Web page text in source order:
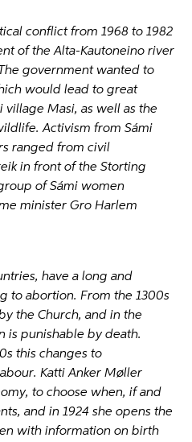
conflict from 1968 to 1982
of the Alta-Kautoneino river
government wanted to
would lead to great
village Masi, as well as the
Activism from Sámi
ranged from civil
in front of the Storting
of Sámi women
minister Gro Harlem
have a long and
to abortion. From the 1300s
the Church, and in the
is punishable by death.
this changes to
Katti Anker Møller
to choose when, if and
and in 1924 she opens the
with information on birth